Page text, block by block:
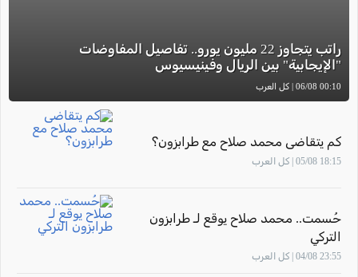
راتب يتجاوز 22 مليون يورو.. تفاصيل المفاوضات
"الإيجابية" بين الريال وفينيسيوس
00:10 06/08 | كل العرب
كم يتقاضى محمد صلاح مع طرابزون؟
18:15 05/08 | كل العرب
حُسمت.. محمد صلاح يوقع لـ طرابزون
التركي
23:55 04/08 | كل العرب